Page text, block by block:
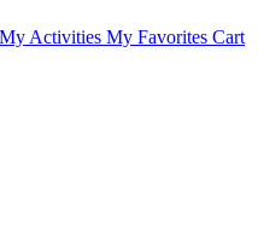
My Activities My Favorites Cart